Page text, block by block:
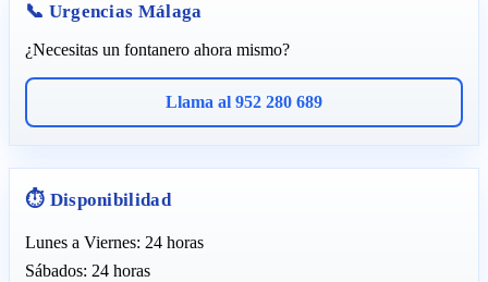
📞 Urgencias Málaga
¿Necesitas un fontanero ahora mismo?
Llama al 952 280 689
⏱️ Disponibilidad
Lunes a Viernes: 24 horas
Sábados: 24 horas